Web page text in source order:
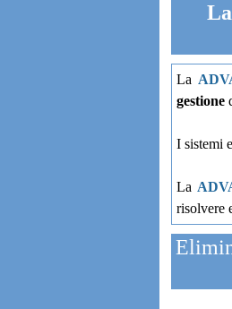
La
gestione
I sistemi
La
risolvere